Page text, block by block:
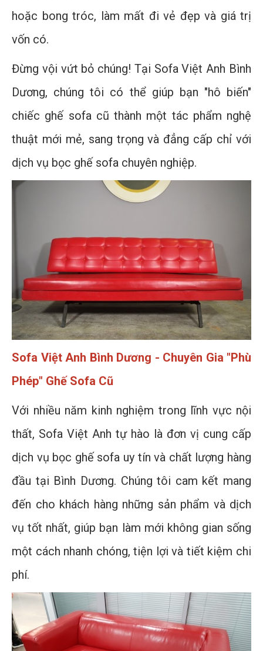
hoặc bong tróc, làm mất đi vẻ đẹp và giá trị
vốn có.
Đừng vội vứt bỏ chúng! Tại Sofa Việt Anh Bình
Dương, chúng tôi có thể giúp bạn "hô biến"
chiếc ghế sofa cũ thành một tác phẩm nghệ
thuật mới mẻ, sang trọng và đẳng cấp chỉ với
dịch vụ bọc ghế sofa chuyên nghiệp.
Sofa Việt Anh Bình Dương - Chuyên Gia "Phù
Phép" Ghế Sofa Cũ
Với nhiều năm kinh nghiệm trong lĩnh vực nội
thất, Sofa Việt Anh tự hào là đơn vị cung cấp
dịch vụ bọc ghế sofa uy tín và chất lượng hàng
đầu tại Bình Dương. Chúng tôi cam kết mang
đến cho khách hàng những sản phẩm và dịch
vụ tốt nhất, giúp bạn làm mới không gian sống
một cách nhanh chóng, tiện lợi và tiết kiệm chi
phí.